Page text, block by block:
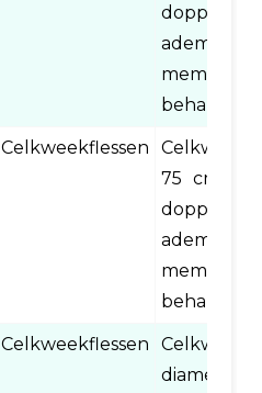
ademend
Celkweekflessen
75 cm2
ademend
Celkweekflessen
diameter